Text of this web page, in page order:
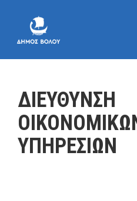
ΔΙΕΥΘΥΝΣΗ
ΥΠΗΡΕΣΙΩΝ